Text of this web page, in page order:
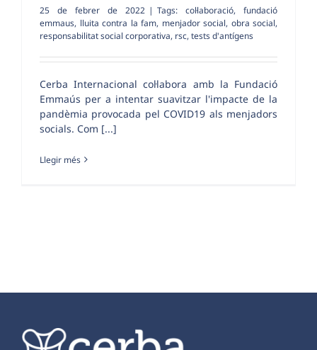
25 de febrer de 2022 | Tags: col·laboració, fundació
emmaus, lluita contra la fam, menjador social, obra social,
responsabilitat social corporativa, rsc, tests d'antígens
Cerba Internacional col·labora amb la Fundació
Emmaús per a intentar suavitzar l'impacte de la
pandèmia provocada pel COVID19 als menjadors
socials. Com [...]
Llegir més